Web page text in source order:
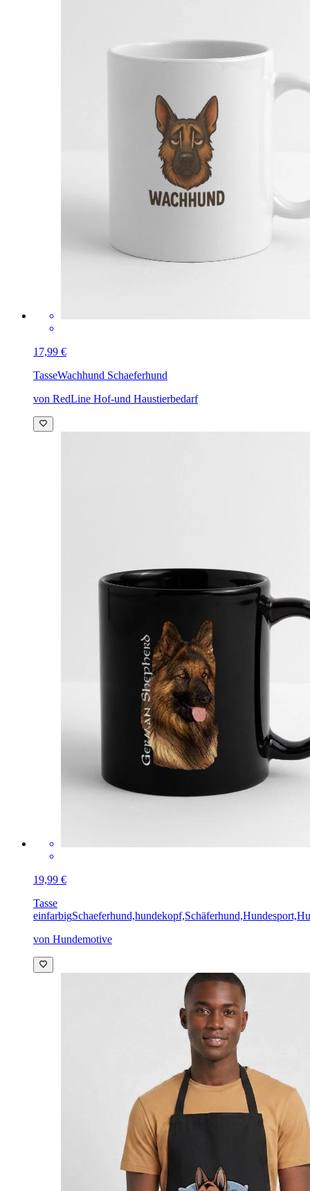
17,99 €
TasseWachhund Schaeferhund
von RedLine Hof-und Haustierbedarf
19,99 €
Tasse
einfarbig
von Hundemotive